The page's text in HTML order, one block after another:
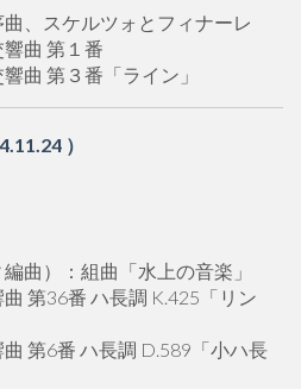
スケルツォとフィナーレ
曲 第１番
第３番「ライン」
）
曲）：組曲「水上の音楽」
第36番 ハ長調 K.425「リン
第6番 ハ長調 D.589「小ハ長